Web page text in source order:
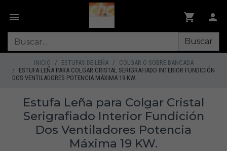
Buscar
INICIO ESTUFAS DE LEÑA
COLGAR O SOBRE BANCADA
ESTUFA LEÑA PARA COLGAR CRISTAL SERIGRAFIADO INTERIOR FUNDICIÓN
DOS VENTILADORES POTENCIA MÁXIMA 19 KW.
Estufa Leña para Colgar Cristal
Serigrafiado Interior Fundición
Dos Ventiladores Potencia
Máxima 19 KW.